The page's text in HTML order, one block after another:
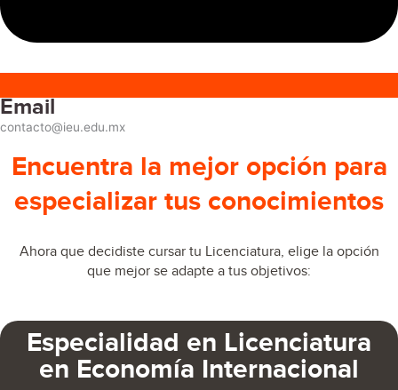
Email
contacto@ieu.edu.mx
Encuentra la mejor opción para
especializar tus conocimientos
Ahora que decidiste cursar tu Licenciatura, elige la opción
que mejor se adapte a tus objetivos:
Especialidad en Licenciatura
en Economía Internacional